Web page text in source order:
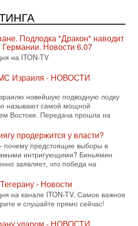
военной операции против Ирана
американскую базу в
на базы! Иран играет с огнем.
TV политолог Цви Маген,
офицер военной разведки
"Натив", ‎Чрезвычайный и
вторжение. Израиль
Развязка все ближе!
TV Григорий Тамар, офицер
журналист, военный историк.
Гур-Арье.
на "тропу войны" с местными
работников по всему Израилю
протеста. Гистадрут объявил о
между Профсоюзом
Подлодка "Дракон" наводит
Новости 6.07
на ITON-TV
Израиля - НОВОСТИ
новейшую подводную лодку
называют самой мощной
Востоке. Передача прошла на
продержится у власти?
почему предстоящие выборы в
интригующими? Биньямин
заявляет, что победа на
- Новости
на канале ITON-TV. Самое важное
и слушайте прямо сейчас!
ударом - НОВОСТИ